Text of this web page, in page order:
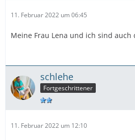
11. Februar 2022 um 06:45
Meine Frau Lena und ich sind auch
schlehe
Fortgeschrittener
11. Februar 2022 um 12:10